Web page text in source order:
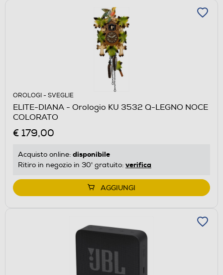
OROLOGI - SVEGLIE
ELITE-DIANA - Orologio KU 3532 Q-LEGNO NOCE
COLORATO
€ 179,00
Acquisto online: disponibile
Ritiro in negozio in 30' gratuito: verifica
AGGIUNGI